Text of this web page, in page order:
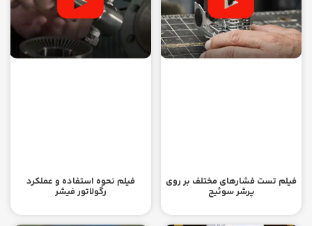
فیلم تست فشارهای مختلف بر روی
پرشر سوئیچ
فیلم نحوه استفاده و عملکرد
رگولاتور فیشر